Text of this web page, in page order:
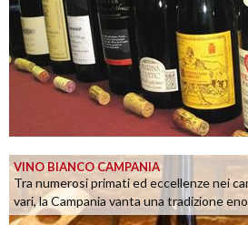
VINO BIANCO CAMPANIA
Tra numerosi primati ed eccellenze nei
vari, la Campania vanta una tradizione